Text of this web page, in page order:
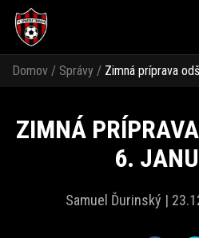
Domov / Správy / Zimná príprava
ZIMNÁ
6.
Samuel Ďurinský |